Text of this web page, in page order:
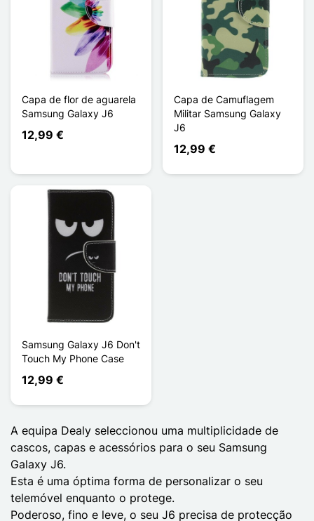
Capa de flor de aguarela
Samsung Galaxy J6
12,99 €
Capa de Camuflagem
Militar Samsung Galaxy
J6
12,99 €
Samsung Galaxy J6 Don't
Touch My Phone Case
12,99 €
A equipa Dealy seleccionou uma multiplicidade de
cascos, capas e acessórios para o seu Samsung
Galaxy J6.
Esta é uma óptima forma de personalizar o seu
telemóvel enquanto o protege.
Poderoso, fino e leve, o seu J6 precisa de protecção